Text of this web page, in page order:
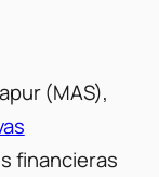
(MAS),
financieras